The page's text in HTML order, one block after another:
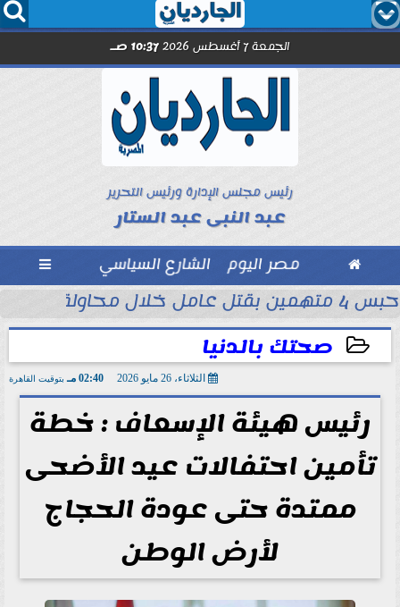
  
الجمعة 7 أغسطس 2026 10:37 صـ
رئيس مجلس الإدارة ورئيس التحرير
عبد النبى عبد الستار
 مصر اليوم الشارع السياسي 
..” محمد...حبس 4 متهمين بقتل عامل خلال محاولة سرقة دراجة نارية في المنوفية
صحتك بالدنيا
الثلاثاء، 26 مايو 2026 02:40 مـ بتوقيت القاهرة
رئيس هيئة الإسعاف : خطة
تأمين احتفالات عيد الأضحى
ممتدة حتى عودة الحجاج
لأرض الوطن